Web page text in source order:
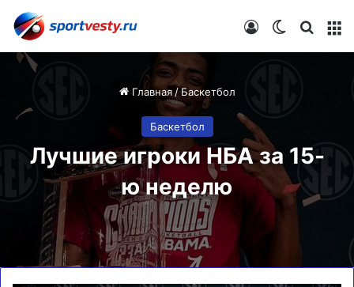
Switch skin
Войти
Главная/Баскетбол
Баскетбол
Лучшие игроки НБА за 15-
ю неделю